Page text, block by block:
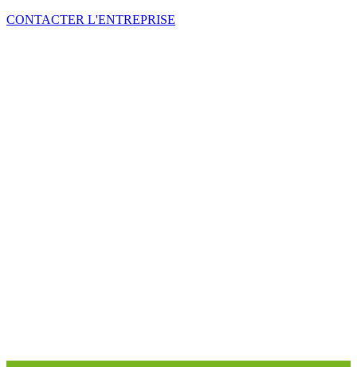
CONTACTER L'ENTREPRISE